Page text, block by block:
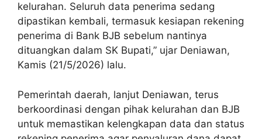
kelurahan. Seluruh data penerima sedang
dipastikan kembali, termasuk kesiapan rekening
penerima di Bank BJB sebelum nantinya
dituangkan dalam SK Bupati,” ujar Deniawan,
Kamis (21/5/2026) lalu.
Pemerintah daerah, lanjut Deniawan, terus
berkoordinasi dengan pihak kelurahan dan BJB
untuk memastikan kelengkapan data dan status